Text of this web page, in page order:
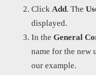
Click Add. The
displayed.
In the General
name for the new
our example.